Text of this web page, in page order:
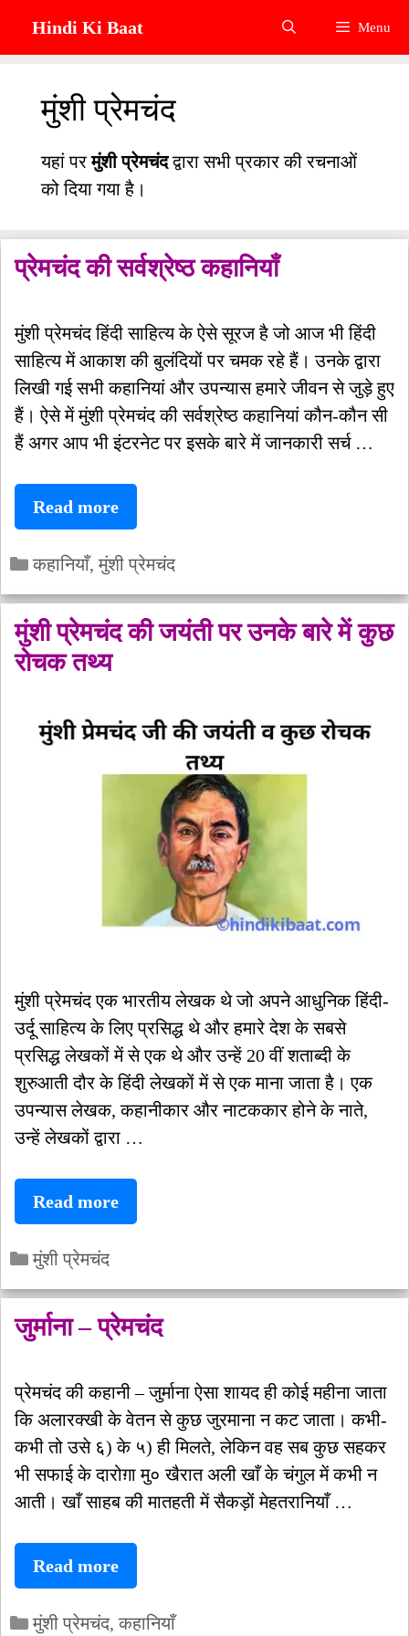
Hindi Ki Baat Menu
मुंशी प्रेमचंद
यहां परमुंशी प्रेमचंदद्वारा सभी प्रकार की रचनाओं
को दिया गया है।
प्रेमचंद की सर्वश्रेष्ठ कहानियाँ
मुंशी प्रेमचंद हिंदी साहित्य के ऐसे सूरज है जो आज भी हिंदी
साहित्य में आकाश की बुलंदियों पर चमक रहे हैं। उनके द्वारा
लिखी गई सभी कहानियां और उपन्यास हमारे जीवन से जुड़े हुए
हैं। ऐसे में मुंशी प्रेमचंद की सर्वश्रेष्ठ कहानियां कौन-कौन सी
हैं अगर आप भी इंटरनेट पर इसके बारे में जानकारी सर्च …
Read moreप्रेमचंद
की
सर्वश्रेष्ठ
Categories
कहानियाँ,मुंशी प्रेमचंद
मुंशी प्रेमचंद की जयंती पर उनके बारे में कुछ
रोचक तथ्य
मुंशी प्रेमचंद एक भारतीय लेखक थे जो अपने आधुनिक हिंदी-
उर्दू साहित्य के लिए प्रसिद्ध थे और हमारे देश के सबसे
प्रसिद्ध लेखकों में से एक थे और उन्हें 20 वीं शताब्दी के
शुरुआती दौर के हिंदी लेखकों में से एक माना जाता है। एक
उपन्यास लेखक, कहानीकार और नाटककार होने के नाते,
उन्हें लेखकों द्वारा …
Read moreमुंशी
प्रेमचंद
उनके
में
कुछ
रोचक
तथ्य
Categories
मुंशी प्रेमचंद
जुर्माना – प्रेमचंद
प्रेमचंद की कहानी – जुर्माना ऐसा शायद ही कोई महीना जाता
कि अलारक्खी के वेतन से कुछ जुरमाना न कट जाता। कभी-
कभी तो उसे ६) के ५) ही मिलते, लेकिन वह सब कुछ सहकर
भी सफाई के दारोग़ा मु० खैरात अली खाँ के चंगुल में कभी न
आती। खाँ साहब की मातहती में सैकड़ों मेहतरानियाँ …
Read moreजुर्माना
–
प्रेमचंद
Categories
मुंशी प्रेमचंद,कहानियाँ